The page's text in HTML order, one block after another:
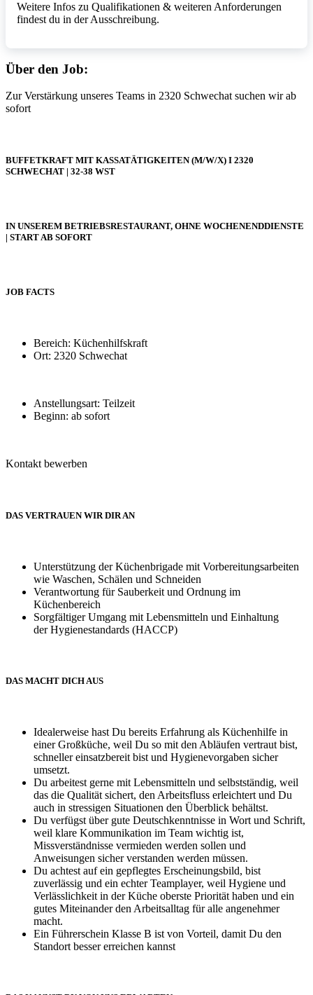
Weitere Infos zu Qualifikationen & weiteren Anforderungen
findest du in der Ausschreibung.
Über den Job:
Zur Verstärkung unseres Teams in 2320 Schwechat suchen wir ab
sofort
BUFFETKRAFT MIT KASSATÄTIGKEITEN (M/W/X) I 2320
SCHWECHAT | 32-38 WST
IN UNSEREM BETRIEBSRESTAURANT, OHNE WOCHENENDDIENSTE
| START AB SOFORT
JOB FACTS
Bereich: Küchenhilfskraft
Ort: 2320 Schwechat
Anstellungsart: Teilzeit
Beginn: ab sofort
Kontakt bewerben
DAS VERTRAUEN WIR DIR AN
Unterstützung der Küchenbrigade mit Vorbereitungsarbeiten
wie Waschen, Schälen und Schneiden
Verantwortung für Sauberkeit und Ordnung im
Küchenbereich
Sorgfältiger Umgang mit Lebensmitteln und Einhaltung
der Hygienestandards (HACCP)
DAS MACHT DICH AUS
Idealerweise hast Du bereits Erfahrung als Küchenhilfe in
einer Großküche, weil Du so mit den Abläufen vertraut bist,
schneller einsatzbereit bist und Hygienevorgaben sicher
umsetzt.
Du arbeitest gerne mit Lebensmitteln und selbstständig, weil
das die Qualität sichert, den Arbeitsfluss erleichtert und Du
auch in stressigen Situationen den Überblick behältst.
Du verfügst über gute Deutschkenntnisse in Wort und Schrift,
weil klare Kommunikation im Team wichtig ist,
Missverständnisse vermieden werden sollen und
Anweisungen sicher verstanden werden müssen.
Du achtest auf ein gepflegtes Erscheinungsbild, bist
zuverlässig und ein echter Teamplayer, weil Hygiene und
Verlässlichkeit in der Küche oberste Priorität haben und ein
gutes Miteinander den Arbeitsalltag für alle angenehmer
macht.
Ein Führerschein Klasse B ist von Vorteil, damit Du den
Standort besser erreichen kannst